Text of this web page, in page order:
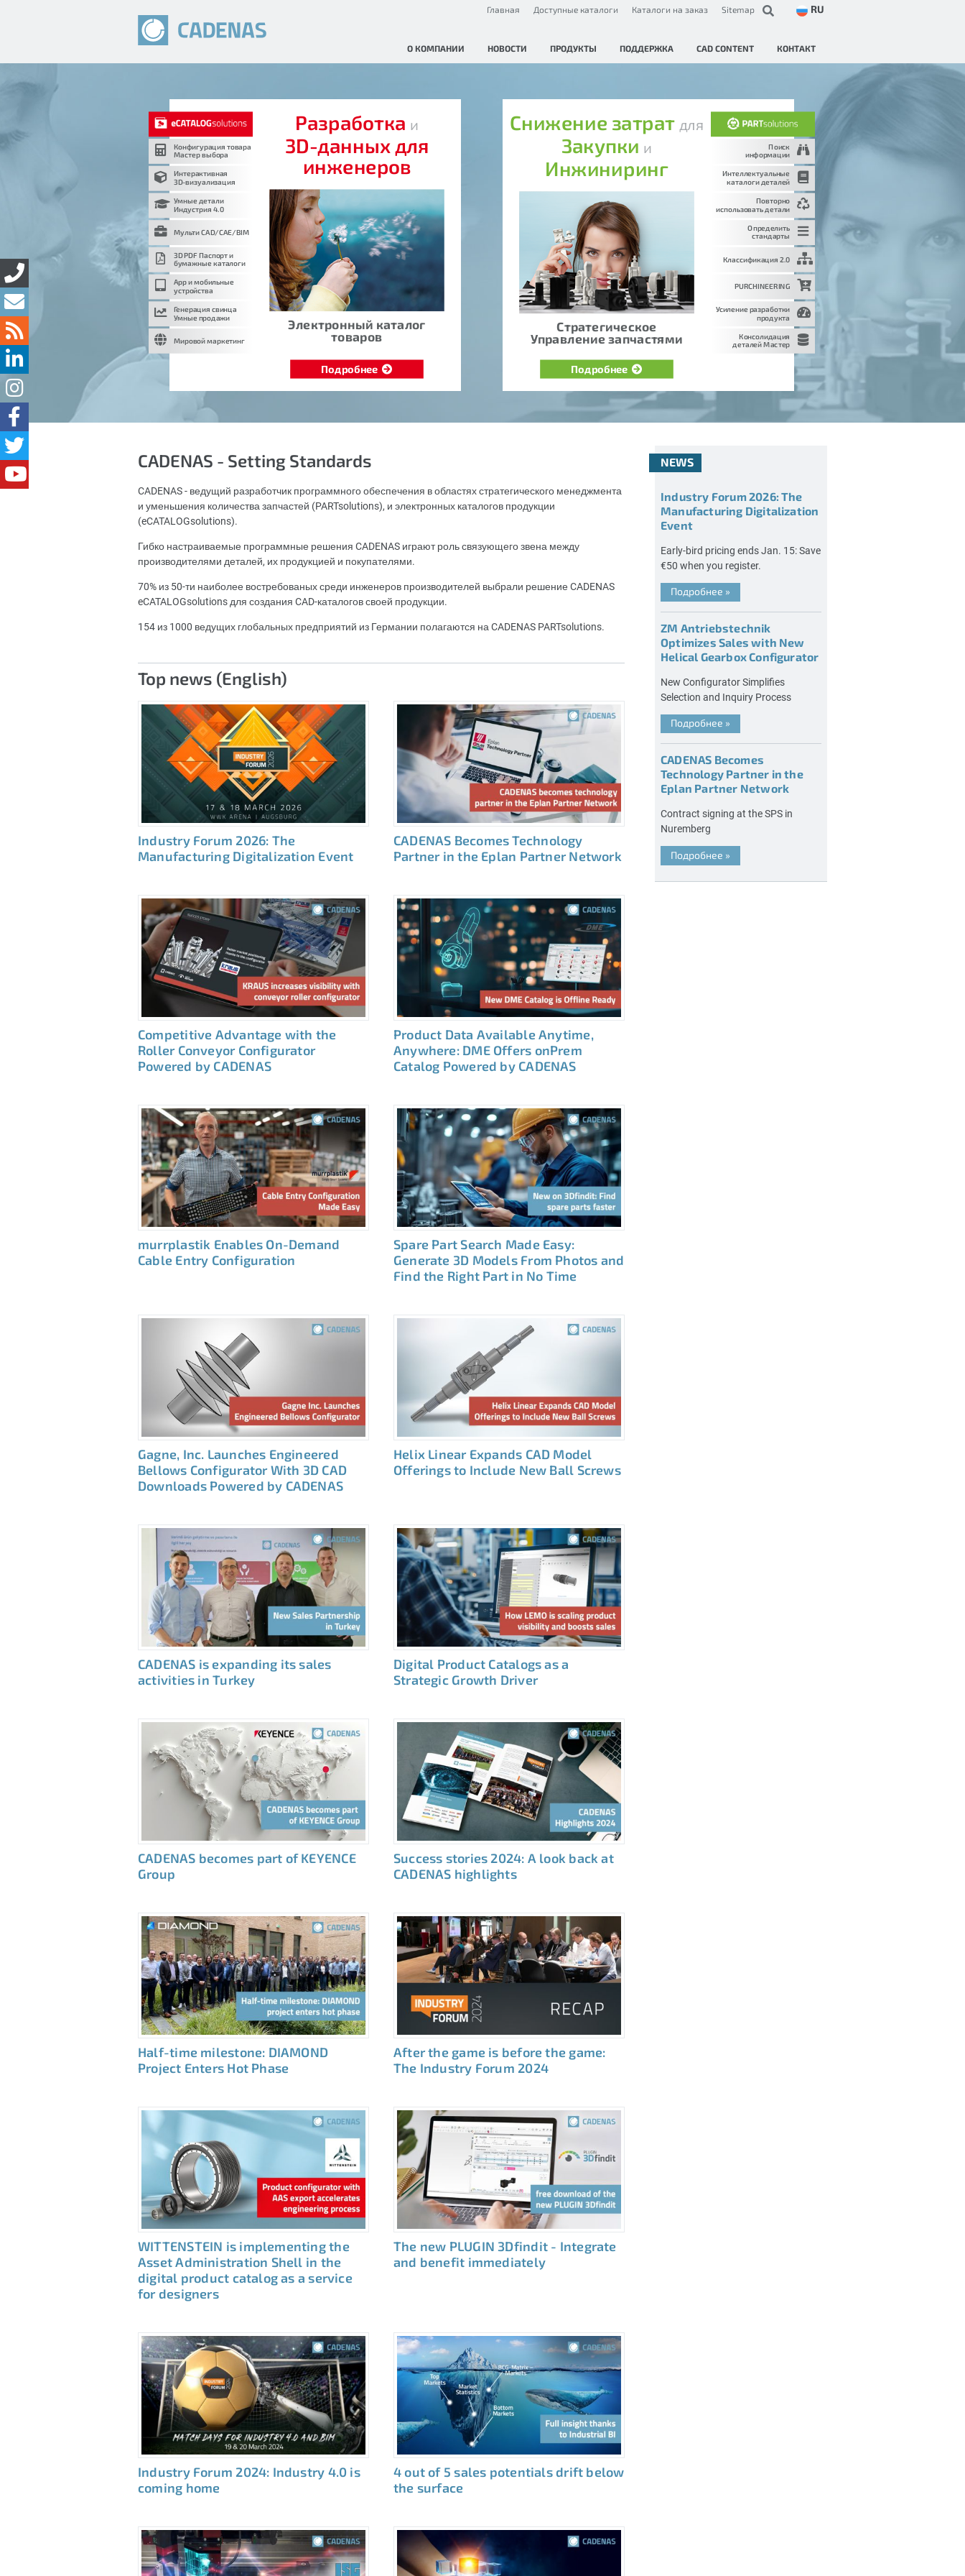
Главная Доступные каталоги Каталоги на заказ Sitemap RU
О КОМПАНИИ НОВОСТИ ПРОДУКТЫ ПОДДЕРЖКА CAD CONTENT КОНТАКТ
Конфигурация товара
Мастер выбора
Интерактивная
3D-визуализация
Умные детали
Индустрия 4.0
Мульти CAD/CAE/BIM
3D PDF Паспорт и
бумажные каталоги
App и мобильные
устройства
Генерация свинца
Умные продажи
Мировой маркетинг
Разработка и
3D-данных для
инженеров
Электронный каталог
товаров
Подробнее
Поиск
информации
Интеллектуальные
каталоги деталей
Повторно
использовать детали
Определить
стандарты
Классификация 2.0
PURCHINEERING
Усиление разработки
продукта
Консолидация
деталей Мастер
Снижение затрат для
Закупки и
Инжиниринг
Стратегическое
Управление запчастями
Подробнее
CADENAS - Setting Standards
CADENAS - ведущий разработчик программного обеспечения в областях стратегического менеджмента
и уменьшения количества запчастей (PARTsolutions), и электронных каталогов продукции
(eCATALOGsolutions).
Гибко настраиваемые программные решения CADENAS играют роль связующего звена между
производителями деталей, их продукцией и покупателями.
70% из 50-ти наиболее востребованых среди инженеров производителей выбрали решение CADENAS
eCATALOGsolutions для создания CAD-каталогов своей продукции.
154 из 1000 ведущих глобальных предприятий из Германии полагаются на CADENAS PARTsolutions.
Top news (English)
Industry Forum 2026: The
Manufacturing Digitalization Event
CADENAS Becomes Technology
Partner in the Eplan Partner Network
Competitive Advantage with the
Roller Conveyor Configurator
Powered by CADENAS
Product Data Available Anytime,
Anywhere: DME Offers onPrem
Catalog Powered by CADENAS
murrplastik Enables On-Demand
Cable Entry Configuration
Spare Part Search Made Easy:
Generate 3D Models From Photos and
Find the Right Part in No Time
Gagne, Inc. Launches Engineered
Bellows Configurator With 3D CAD
Downloads Powered by CADENAS
Helix Linear Expands CAD Model
Offerings to Include New Ball Screws
CADENAS is expanding its sales
activities in Turkey
Digital Product Catalogs as a
Strategic Growth Driver
CADENAS becomes part of KEYENCE
Group
Success stories 2024: A look back at
CADENAS highlights
Half-time milestone: DIAMOND
Project Enters Hot Phase
After the game is before the game:
The Industry Forum 2024
WITTENSTEIN is implementing the
Asset Administration Shell in the
digital product catalog as a service
for designers
The new PLUGIN 3Dfindit - Integrate
and benefit immediately
Industry Forum 2024: Industry 4.0 is
coming home
4 out of 5 sales potentials drift below
the surface
NEWS
Industry Forum 2026: The
Manufacturing Digitalization
Event
Early-bird pricing ends Jan. 15: Save
€50 when you register.
Подробнее »
ZM Antriebstechnik
Optimizes Sales with New
Helical Gearbox Configurator
New Configurator Simplifies
Selection and Inquiry Process
Подробнее »
CADENAS Becomes
Technology Partner in the
Eplan Partner Network
Contract signing at the SPS in
Nuremberg
Подробнее »